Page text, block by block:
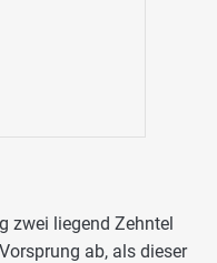
zwei liegend Zehntel
ab, als dieser